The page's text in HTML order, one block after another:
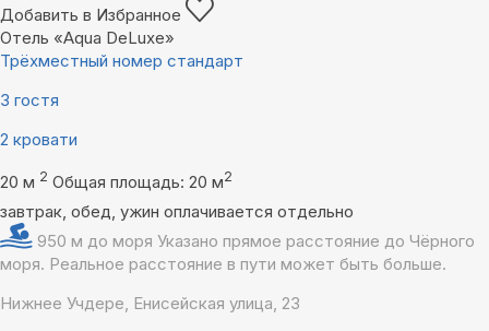
Добавить в Избранное
Отель «Aqua DeLuxe»
Трёхместный номер стандарт
3 гостя
2 кровати
20 м 2 Общая площадь: 20 м2
завтрак, обед, ужин оплачивается отдельно
950 м до моря Указано прямое расстояние до Чёрного
моря. Реальное расстояние в пути может быть больше.
Нижнее Учдере, Енисейская улица, 23